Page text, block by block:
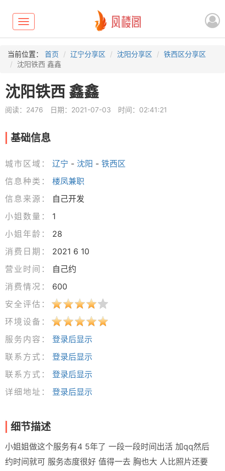
Toggle
navigation
当前位置： 首页 辽宁分享区 沈阳分享区
铁西区分享区
沈阳铁西 鑫鑫
沈阳铁西 鑫鑫
阅读：2476 日期：2021-07-03 时间：02:41:21
基础信息
城市区域： 辽宁 - 沈阳 - 铁西区
信息种类：
楼凤兼职
信息来源：
自己开发
小姐数量：
1
小姐年龄：
28
消费日期：
2021 6 10
营业时间：
自己约
消费情况：
600
安全评估：
环境设备：
服务内容：
登录后显示
联系方式：
登录后显示
联系方式：
登录后显示
详细地址：
登录后显示
细节描述
小姐姐做这个服务有4 5年了 一段一段时间出活 加qq然后
约时间就可 服务态度很好 值得一去 胸也大 人比照片还要